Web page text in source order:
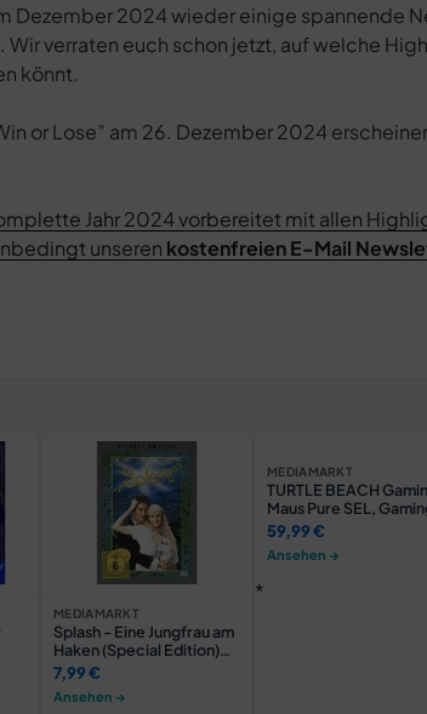
Dezember 2024 wieder einige spannende
verraten euch schon jetzt, auf welche
könnt.
or Lose” am 26. Dezember 2024
Jahr 2024 vorbereitet mit allen
unseren kostenfreien E-Mail
MEDIAMARKT
Splash - Eine Jungfrau am
Haken (Special Edition)
DVD
7,99 €
Ansehen →
MEDIAMARKT
TURTLE BEACH
Maus Pure SEL,
Tastatur Magma,
Mauspad Sense Core
Mini, Bundle,
59,99 €
Ansehen →